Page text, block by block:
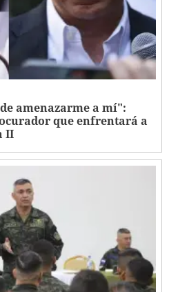
amenazarme a mí":
que enfrentará a
II